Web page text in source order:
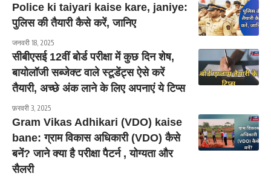
Police ki taiyari kaise kare, janiye:
पुलिस की तैयारी कैसे करें, जानिए
जनवरी 18, 2025
सीबीएसई 12वीं बोर्ड परीक्षा में कुछ दिन शेष,
बायोलॉजी सब्जेक्ट वाले स्टूडेंट्स ऐसे करें
तैयारी, अच्छे अंक लाने के लिए अपनाएं ये टिप्स
फ़रवरी 3, 2025
Gram Vikas Adhikari (VDO) kaise
bane: ग्राम विकास अधिकारी (VDO) कैसे
बनें? जाने क्या है परीक्षा पैटर्न , योग्यता और
सैलरी